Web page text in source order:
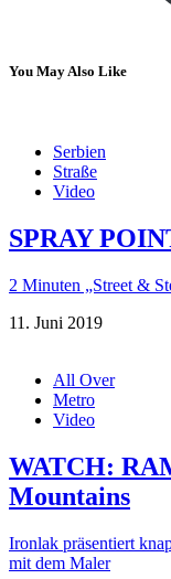
You May Also Like
Serbien
Straße
Video
SPRAY
2 Minuten „Street &
11. Juni 2019
All Over
Metro
Video
WATCH:
Mountains
Ironlak präsentiert
mit dem Maler